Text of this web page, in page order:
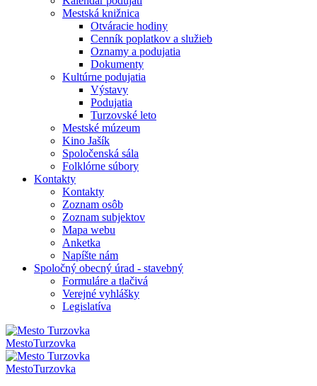
Mestská knižnica
Otváracie hodiny
Cenník poplatkov a služieb
Oznamy a podujatia
Dokumenty
Kultúrne podujatia
Výstavy
Podujatia
Turzovské leto
Mestské múzeum
Kino Jašík
Spoločenská sála
Folklórne súbory
Kontakty
Kontakty
Zoznam osôb
Zoznam subjektov
Mapa webu
Anketka
Napíšte nám
Spoločný obecný úrad - stavebný
Formuláre a tlačivá
Verejné vyhlášky
Legislatíva
MestoTurzovka
MestoTurzovka